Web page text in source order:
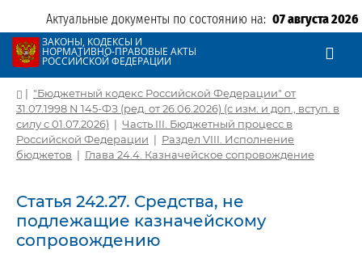
Актуальные документы по состоянию на: 07 августа 2026
ЗАКОНЫ, КОДЕКСЫ И
НОРМАТИВНО-ПРАВОВЫЕ АКТЫ
РОССИЙСКОЙ ФЕДЕРАЦИИ
| "Бюджетный кодекс Российской Федерации" от
31.07.1998 N 145-ФЗ (ред. от 26.06.2026) (с изм. и доп., вступ. в
силу с 01.07.2026) | Часть III. Бюджетный процесс в
Российской Федерации | Раздел VIII. Исполнение
бюджетов | Глава 24.4. Казначейское сопровождение
Статья 242.27. Средства, не
подлежащие казначейскому
сопровождению